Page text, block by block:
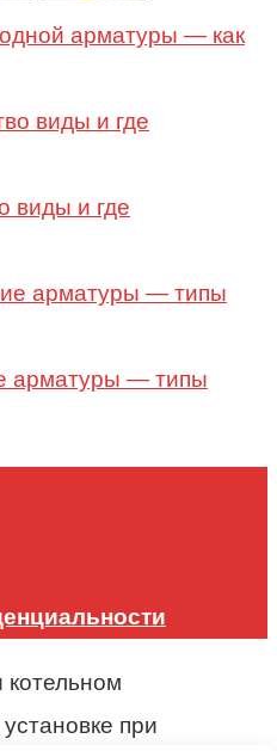
арматуры — как
виды и где
арматуры — типы
при